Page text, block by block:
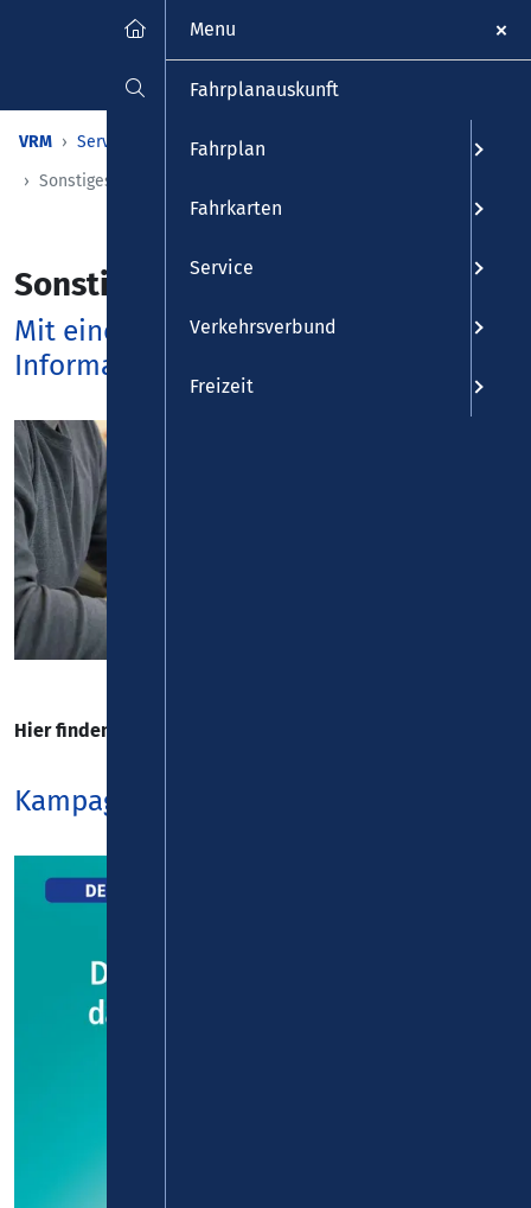
VRM Service Infos & Download
Sonstiges
Sonstiges
Mit einem Klick zu den wichtigsten
Informationen
Hier finden Sie z. B. unsere aktuelle Plakatkampagne.
Kampagnenmotive 2026
Menu
Fahrplanauskunft
Fahrplan
Fahrkarten
Service
Verkehrsverbund
Freizeit